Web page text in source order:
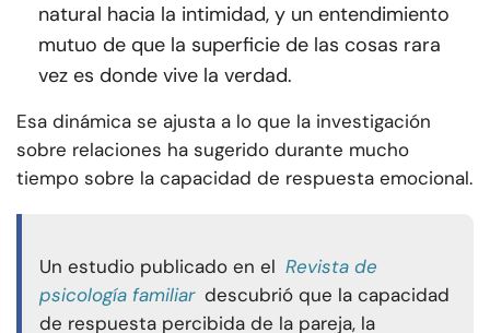
natural hacia la intimidad, y un entendimiento
mutuo de que la superficie de las cosas rara
vez es donde vive la verdad.
Esa dinámica se ajusta a lo que la investigación
sobre relaciones ha sugerido durante mucho
tiempo sobre la capacidad de respuesta emocional.
Un estudio publicado en el Revista de
psicología familiar descubrió que la capacidad
de respuesta percibida de la pareja, la